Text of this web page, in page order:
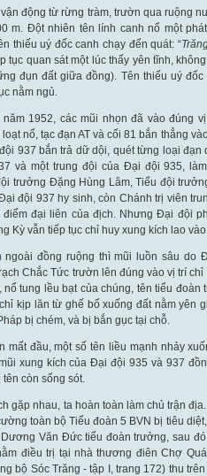
động từ rừng tràm, trườn qua ruộng
m. Đột nhiên tên lính canh nổ một
thiếu uý đốc canh chạy đến quát: “
tục quan sát một lúc thấy yên tĩnh,
đụn đất giữa đồng). Tên thiếu uý đốc
nằm ngủ.
1952, các mũi nhọn đã vào đúng
nổ, tạc đạn AT và cối 81 bắn thẳng
937 bắn trả dữ dội, quét từng loại đạn
và một trung đội của Đại đội 935,
trưởng Đặng Hùng Lâm, Tiểu đội
đội 937 hy sinh, còn Chánh trị viên
đại liên của địch. Nhưng Đại đội
Kỳ vẫn tiếp tục chỉ huy xung kích lao
đồng ruộng thì mũi luồn sâu do
Chắc Tức trườn lên đúng vào vị trí chỉ
tung lều bạt của chúng, tên tiểu đoàn
kịp lăn từ ghế bố xuống đất nằm yên
bị chém, và bị bắn gục tại chỗ.
mất đầu, một số tên liều mạnh nhảy
xung kích của Đại đội 935 và 937
còn sống sót.
gặp nhau, ta hoàn toàn làm chủ trận
toàn bộ Tiểu đoàn 5 BVN bị tiêu
Văn Đức tiểu đoàn trưởng, sau
điều trị tại nhà thương điên Chợ
bộ Sóc Trăng - tập I, trang 172) thu